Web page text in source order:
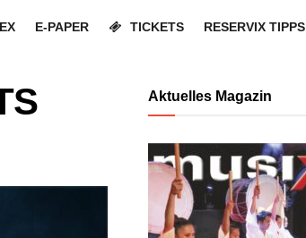
E-PAPER TICKETS RESERVIX TIPPS
Aktuelles Magazin